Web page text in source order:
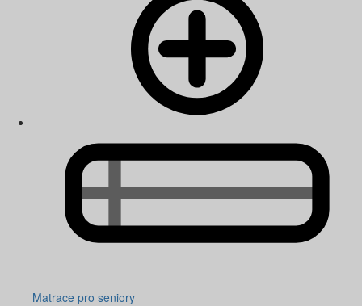
Matrace pro seniory